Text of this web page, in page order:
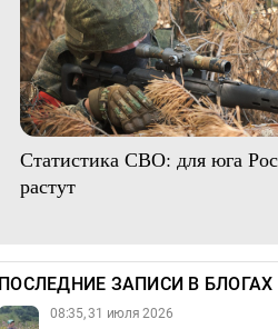
Статистика СВО: для юга
растут
ПОСЛЕДНИЕ ЗАПИСИ В БЛОГАХ
08:35, 31 июля 2026